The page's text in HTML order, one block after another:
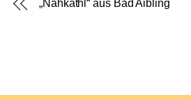
„Nähkathl“ aus Bad Aibling